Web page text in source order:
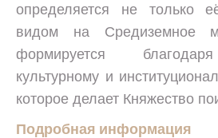
определяется не только
видом на Средиземное
формируется
культурному и
которое делает Княжество
Подробная информация